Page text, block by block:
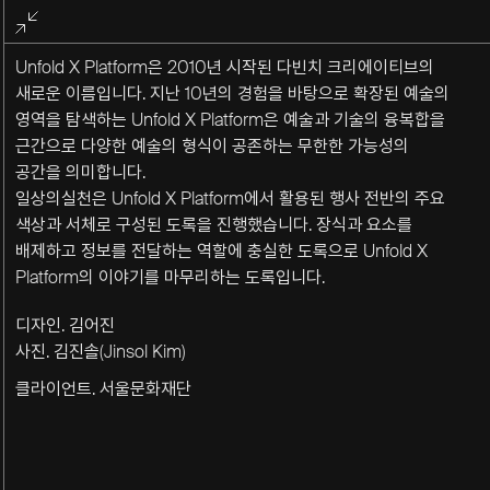
전체화면
종료
Unfold X Platform은 2010년 시작된 다빈치 크리에이티브의
새로운 이름입니다. 지난 10년의 경험을 바탕으로 확장된 예술의
영역을 탐색하는 Unfold X Platform은 예술과 기술의 융복합을
근간으로 다양한 예술의 형식이 공존하는 무한한 가능성의
공간을 의미합니다.
일상의실천은 Unfold X Platform에서 활용된 행사 전반의 주요
색상과 서체로 구성된 도록을 진행했습니다. 장식과 요소를
배제하고 정보를 전달하는 역할에 충실한 도록으로 Unfold X
Platform의 이야기를 마무리하는 도록입니다.
디자인. 김어진
사진. 김진솔(Jinsol Kim)
클라이언트. 서울문화재단